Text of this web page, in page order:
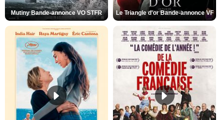
Mutiny Bande-annonce VO STFR Le Triangle d'or Bande-annonce VF